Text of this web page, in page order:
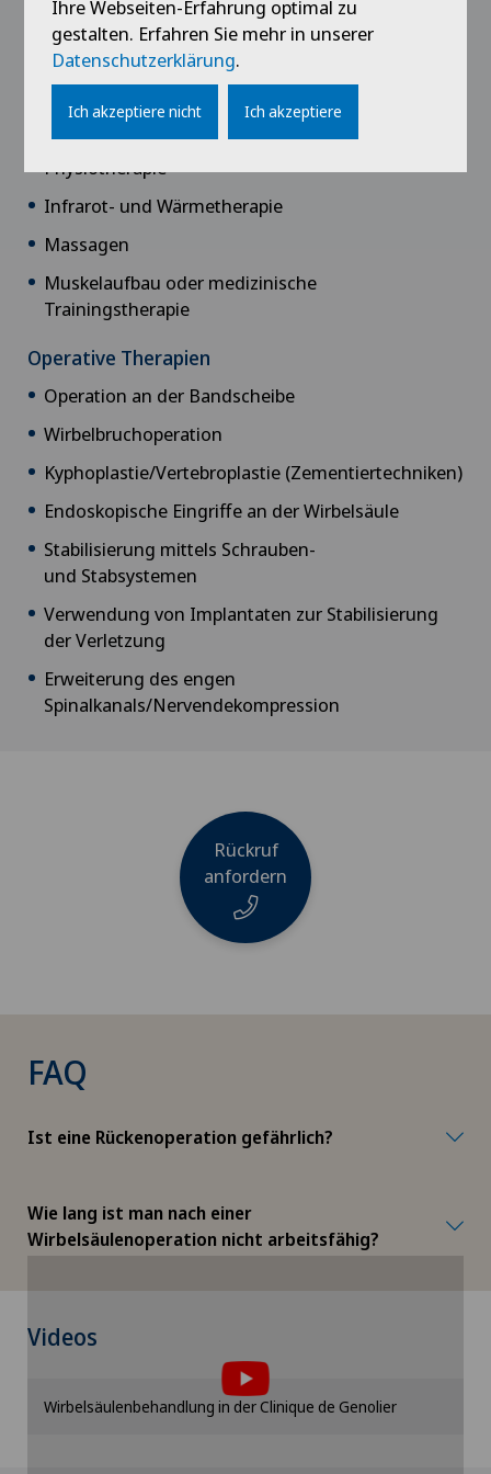
Konservative Therapien
Neurostimulation
Infiltrationen mit Schmerzmitteln und/oder
Physiotherapie
Infrarot- und Wärmetherapie
Massagen
Muskelaufbau oder medizinische
Trainingstherapie
Operative Therapien
Operation an der Bandscheibe
Wirbelbruchoperation
Kyphoplastie/Vertebroplastie (Zementiertechniken)
Endoskopische Eingriffe an der Wirbelsäule
Stabilisierung mittels Schrauben-
und Stabsystemen
Verwendung von Implantaten zur Stabilisierung
der Verletzung
Erweiterung des engen
Spinalkanals/Nervendekompression
Rückruf
anfordern
E-Mail
Betreff
FAQ
Ist eine Rückenoperation gefährlich?
Wie lang ist man nach einer
Wirbelsäulenoperation nicht arbeitsfähig?
Videosmüssen Sie der Verwendung von Cookies
zustimmen.
Bitte aktivieren Sie die entsprechende Option in
den Cookie-Einstellungen.
Wirbelsäulenbehandlung in der Clinique de Genolier
Ihre Webseiten-Erfahrung optimal zu
gestalten. Erfahren Sie mehr in unserer
Datenschutzerklärung.
Ich akzeptiere nicht Ich akzeptiere